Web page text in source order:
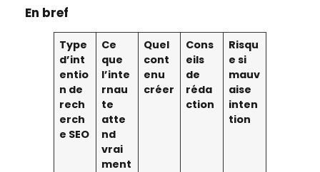
En bref
Type
d’int
entio
n de
rech
erch
e SEO
Ce
que
l’inte
rnau
te
atte
nd
vrai
ment
Quel
cont
enu
créer
Cons
eils
de
réda
ction
Risqu
e si
mauv
aise
inten
tion